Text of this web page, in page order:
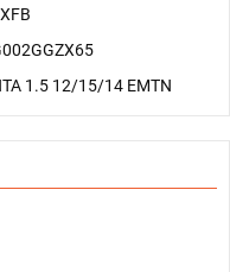
1.5 12/15/14 EMTN